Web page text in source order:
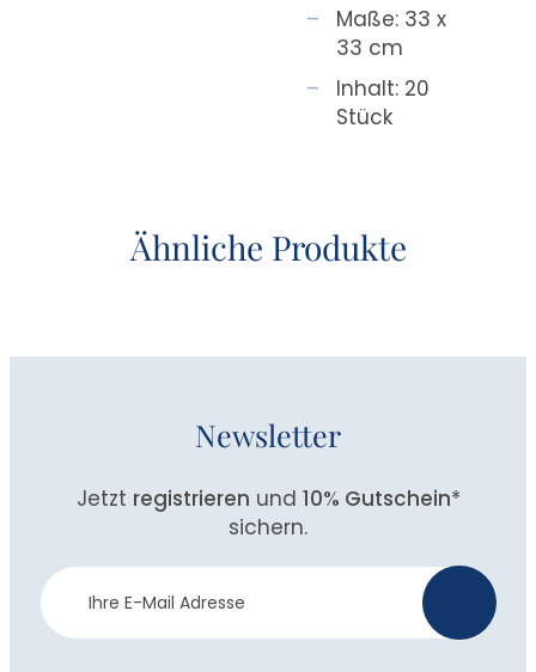
Maße: 33 x
33 cm
Inhalt: 20
Stück
Ähnliche Produkte
Newsletter
Jetzt registrieren und 10% Gutschein*
sichern.
Newsletter
Anmeldung